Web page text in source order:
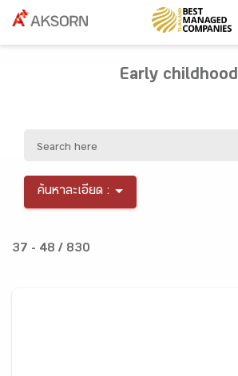
Early childhood
ค้นหาละเอียด :
37 - 48 / 830